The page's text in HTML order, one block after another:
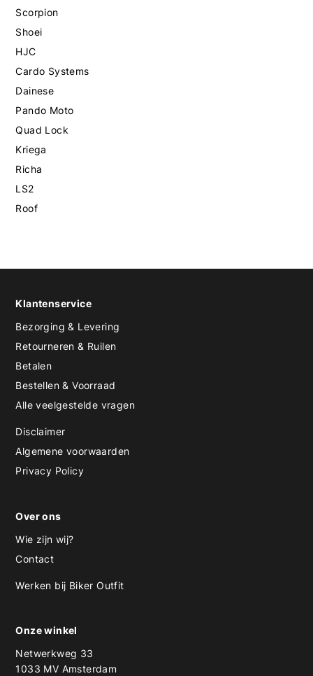
Scorpion
Shoei
HJC
Cardo Systems
Dainese
Pando Moto
Quad Lock
Kriega
Richa
LS2
Roof
Klantenservice
Bezorging & Levering
Retourneren & Ruilen
Betalen
Bestellen & Voorraad
Alle veelgestelde vragen
Disclaimer
Algemene voorwaarden
Privacy Policy
Over ons
Wie zijn wij?
Contact
Werken bij Biker Outfit
Onze winkel
Netwerkweg 33
1033 MV Amsterdam